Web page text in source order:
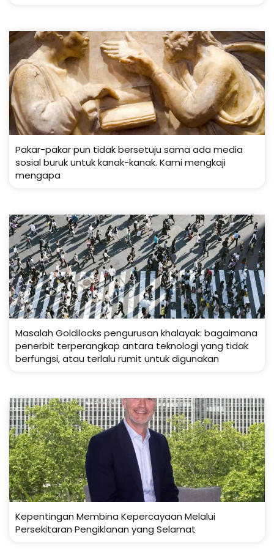
Pakar-pakar pun tidak bersetuju sama ada media
sosial buruk untuk kanak-kanak. Kami mengkaji
mengapa
Masalah Goldilocks pengurusan khalayak: bagaimana
penerbit terperangkap antara teknologi yang tidak
berfungsi, atau terlalu rumit untuk digunakan
Kepentingan Membina Kepercayaan Melalui
Persekitaran Pengiklanan yang Selamat